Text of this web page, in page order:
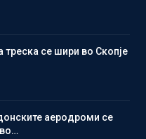
треска се шири во Скопје
аеродроми се